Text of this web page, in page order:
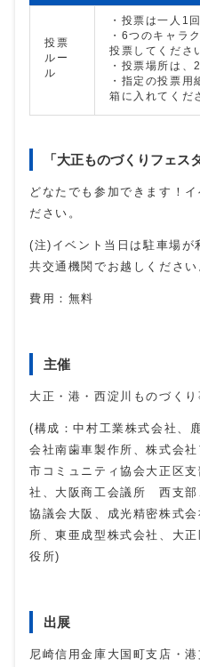
投票
ルー
ル
・投票は一人1
・6つのキャラ
投票してくださ
・投票場所は、
・指定の投票用
箱に入れてくだ
「大正ものづくりフェス
どなたでも参加できます！
ださい。
(注)イベント当日は駐車場が
共交通機関でお越しください
費用：無料
主催
大正・港・西淀川ものづく
(構成：中村工業株式会社、
会社南歯車製作所、株式会
市コミュニティ協会大正区
社、大阪商工会議所 西支部
協議会大阪、成光精密株式
所、東亜成型株式会社、大
役所)
出展
尼崎信用金庫大国町支店・